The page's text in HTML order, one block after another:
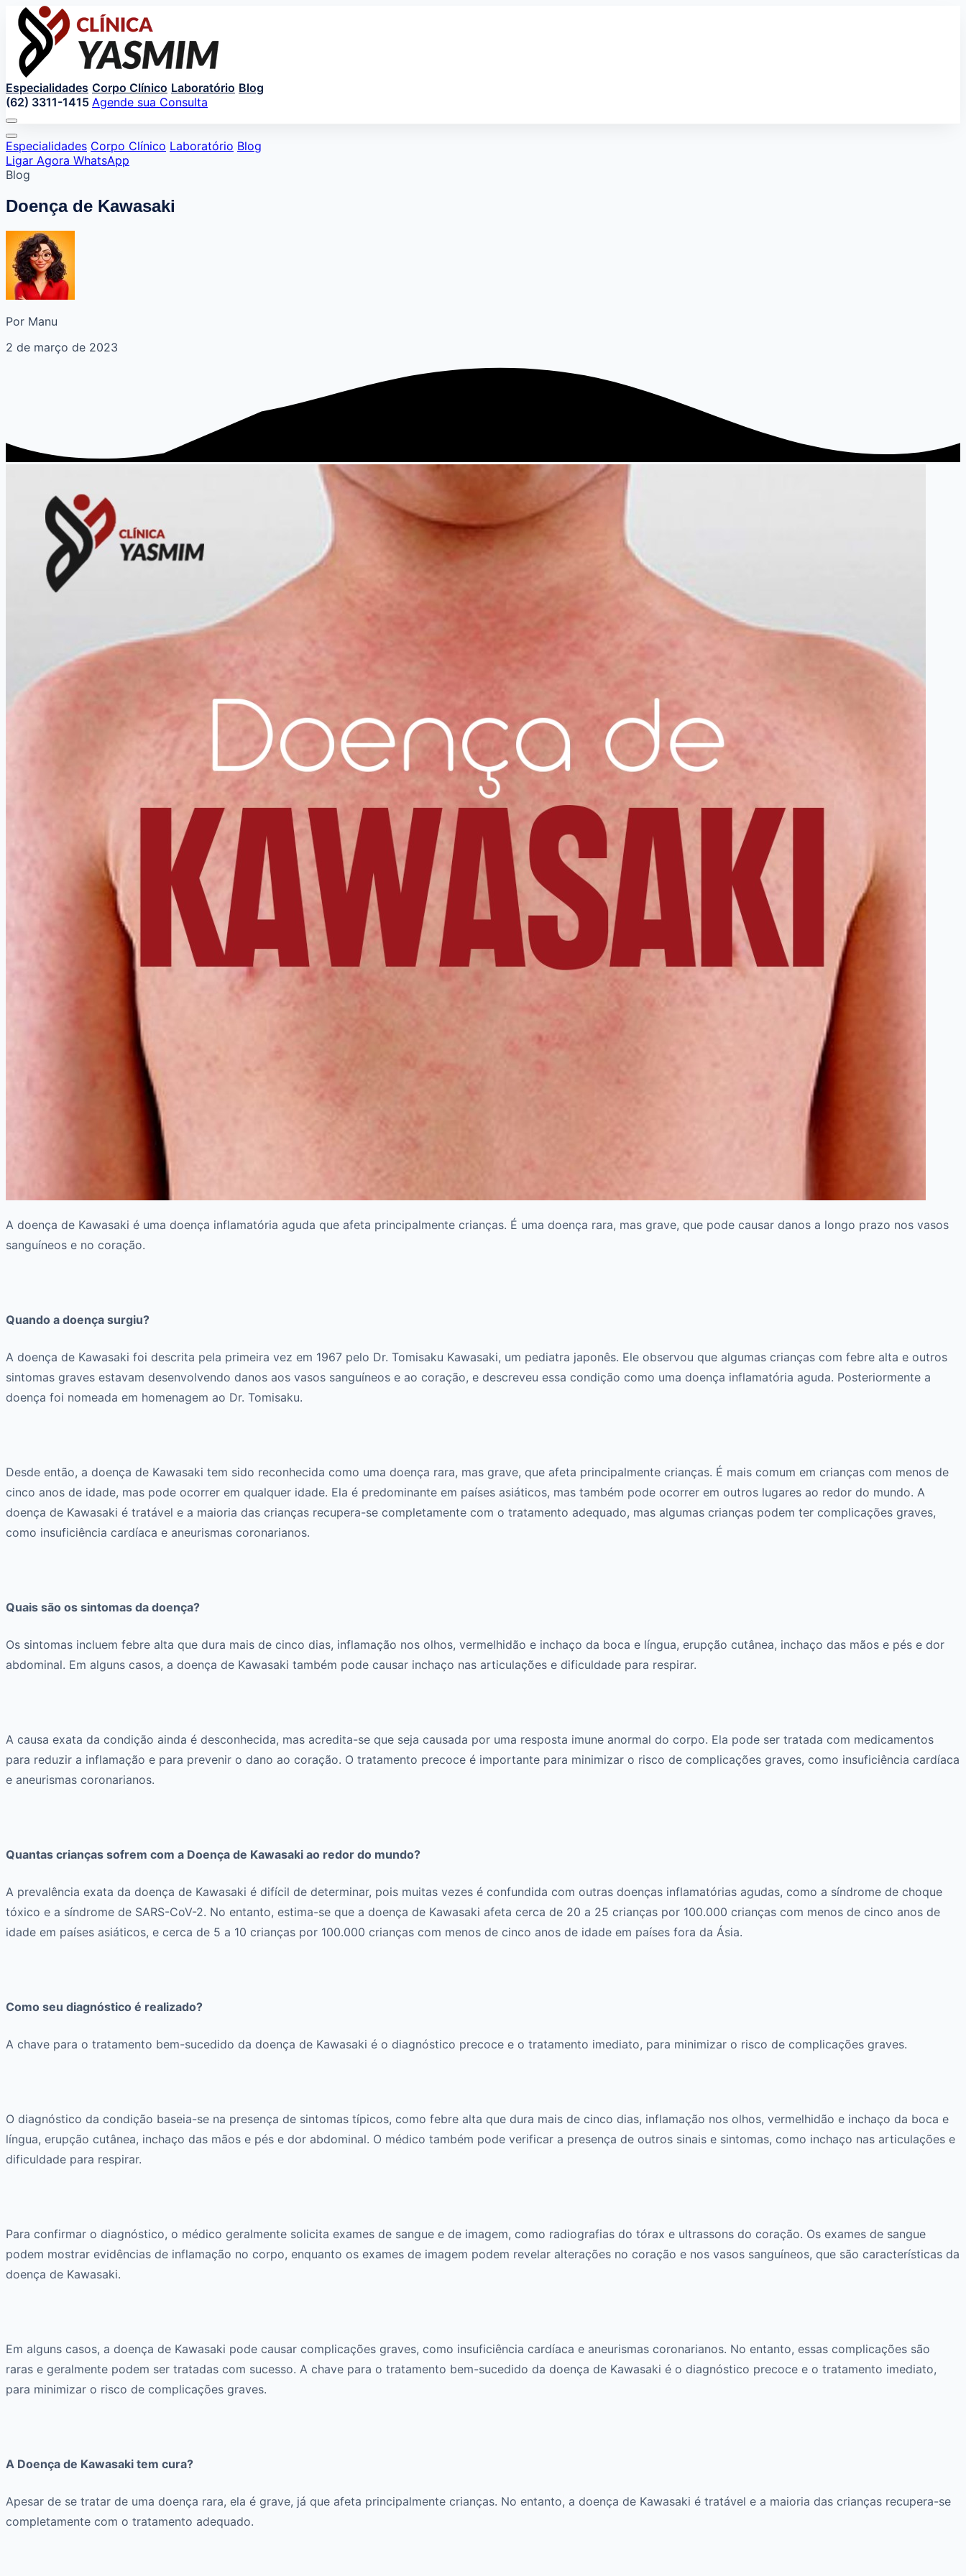
Especialidades Corpo Clínico Laboratório Blog
(62) 3311-1415 Agende sua Consulta
Especialidades Corpo Clínico Laboratório Blog
Ligar Agora WhatsApp
Blog
Doença de Kawasaki
Por Manu
2 de março de 2023
A doença de Kawasaki é uma doença inflamatória aguda que afeta principalmente crianças. É uma doença rara, mas grave, que pode causar danos a longo prazo nos vasos
sanguíneos e no coração.
Quando a doença surgiu?
A doença de Kawasaki foi descrita pela primeira vez em 1967 pelo Dr. Tomisaku Kawasaki, um pediatra japonês. Ele observou que algumas crianças com febre alta e outros
sintomas graves estavam desenvolvendo danos aos vasos sanguíneos e ao coração, e descreveu essa condição como uma doença inflamatória aguda. Posteriormente a
doença foi nomeada em homenagem ao Dr. Tomisaku.
Desde então, a doença de Kawasaki tem sido reconhecida como uma doença rara, mas grave, que afeta principalmente crianças. É mais comum em crianças com menos de
cinco anos de idade, mas pode ocorrer em qualquer idade. Ela é predominante em países asiáticos, mas também pode ocorrer em outros lugares ao redor do mundo. A
doença de Kawasaki é tratável e a maioria das crianças recupera-se completamente com o tratamento adequado, mas algumas crianças podem ter complicações graves,
como insuficiência cardíaca e aneurismas coronarianos.
Quais são os sintomas da doença?
Os sintomas incluem febre alta que dura mais de cinco dias, inflamação nos olhos, vermelhidão e inchaço da boca e língua, erupção cutânea, inchaço das mãos e pés e dor
abdominal. Em alguns casos, a doença de Kawasaki também pode causar inchaço nas articulações e dificuldade para respirar.
A causa exata da condição ainda é desconhecida, mas acredita-se que seja causada por uma resposta imune anormal do corpo. Ela pode ser tratada com medicamentos
para reduzir a inflamação e para prevenir o dano ao coração. O tratamento precoce é importante para minimizar o risco de complicações graves, como insuficiência cardíaca
e aneurismas coronarianos.
Quantas crianças sofrem com a Doença de Kawasaki ao redor do mundo?
A prevalência exata da doença de Kawasaki é difícil de determinar, pois muitas vezes é confundida com outras doenças inflamatórias agudas, como a síndrome de choque
tóxico e a síndrome de SARS-CoV-2. No entanto, estima-se que a doença de Kawasaki afeta cerca de 20 a 25 crianças por 100.000 crianças com menos de cinco anos de
idade em países asiáticos, e cerca de 5 a 10 crianças por 100.000 crianças com menos de cinco anos de idade em países fora da Ásia.
Como seu diagnóstico é realizado?
A chave para o tratamento bem-sucedido da doença de Kawasaki é o diagnóstico precoce e o tratamento imediato, para minimizar o risco de complicações graves.
O diagnóstico da condição baseia-se na presença de sintomas típicos, como febre alta que dura mais de cinco dias, inflamação nos olhos, vermelhidão e inchaço da boca e
língua, erupção cutânea, inchaço das mãos e pés e dor abdominal. O médico também pode verificar a presença de outros sinais e sintomas, como inchaço nas articulações e
dificuldade para respirar.
Para confirmar o diagnóstico, o médico geralmente solicita exames de sangue e de imagem, como radiografias do tórax e ultrassons do coração. Os exames de sangue
podem mostrar evidências de inflamação no corpo, enquanto os exames de imagem podem revelar alterações no coração e nos vasos sanguíneos, que são características da
doença de Kawasaki.
Em alguns casos, a doença de Kawasaki pode causar complicações graves, como insuficiência cardíaca e aneurismas coronarianos. No entanto, essas complicações são
raras e geralmente podem ser tratadas com sucesso. A chave para o tratamento bem-sucedido da doença de Kawasaki é o diagnóstico precoce e o tratamento imediato,
para minimizar o risco de complicações graves.
A Doença de Kawasaki tem cura?
Apesar de se tratar de uma doença rara, ela é grave, já que afeta principalmente crianças. No entanto, a doença de Kawasaki é tratável e a maioria das crianças recupera-se
completamente com o tratamento adequado.